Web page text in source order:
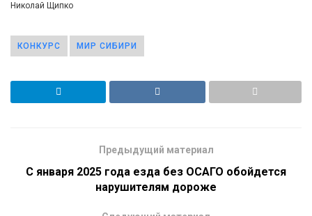
Николай Щипко
КОНКУРС МИР СИБИРИ
Предыдущий материал
С января 2025 года езда без ОСАГО обойдется
нарушителям дороже